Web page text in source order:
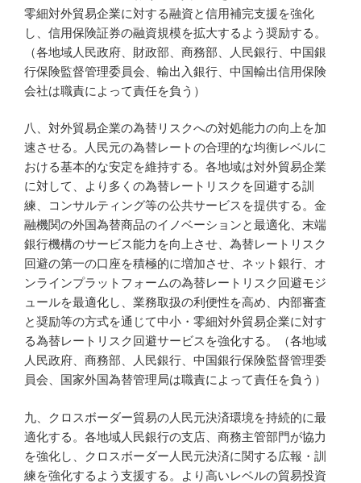
零細対外貿易企業に対する融資と信用補完支援を強化
し、信用保険証券の融資規模を拡大するよう奨励する。
（各地域人民政府、財政部、商務部、人民銀行、中国銀
行保険監督管理委員会、輸出入銀行、中国輸出信用保険
会社は職責によって責任を負う）
八、対外貿易企業の為替リスクへの対処能力の向上を加
速させる。人民元の為替レートの合理的な均衡レベルに
おける基本的な安定を維持する。各地域は対外貿易企業
に対して、より多くの為替レートリスクを回避する訓
練、コンサルティング等の公共サービスを提供する。金
融機関の外国為替商品のイノベーションと最適化、末端
銀行機構のサービス能力を向上させ、為替レートリスク
回避の第一の口座を積極的に増加させ、ネット銀行、オ
ンラインプラットフォームの為替レートリスク回避モジ
ュールを最適化し、業務取扱の利便性を高め、内部審査
と奨励等の方式を通じて中小・零細対外貿易企業に対す
る為替レートリスク回避サービスを強化する。（各地域
人民政府、商務部、人民銀行、中国銀行保険監督管理委
員会、国家外国為替管理局は職責によって責任を負う）
九、クロスボーダー貿易の人民元決済環境を持続的に最
適化する。各地域人民銀行の支店、商務主管部門が協力
を強化し、クロスボーダー人民元決済に関する広報・訓
練を強化するよう支援する。より高いレベルの貿易投資